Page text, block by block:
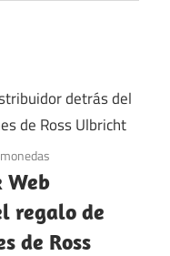
regalo de
de Ross